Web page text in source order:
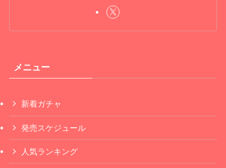
メニュー
新着ガチャ
発売スケジュール
人気ランキング